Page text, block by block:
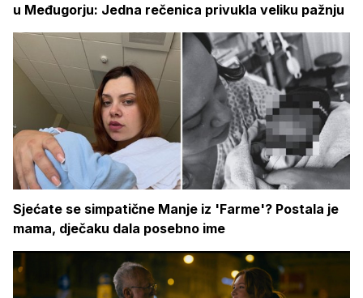
u Međugorju: Jedna rečenica privukla veliku pažnju
Sjećate se simpatične Manje iz 'Farme'? Postala je
mama, dječaku dala posebno ime